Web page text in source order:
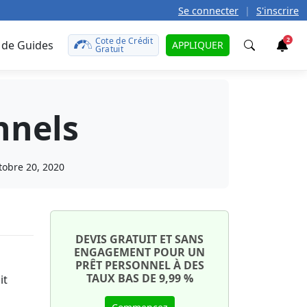
Se connecter | S'inscrire
de
Guides Cote de Crédit
Gratuit APPLIQUER 2
20, 2020
DEVIS GRATUIT ET SANS
ENGAGEMENT POUR UN
PRÊT PERSONNEL À DES
TAUX BAS DE 9,99 %